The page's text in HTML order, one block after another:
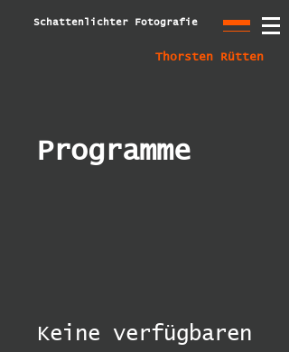
Schattenlichter Fotografie
Thorsten Rütten
Programme
Keine verfügbaren